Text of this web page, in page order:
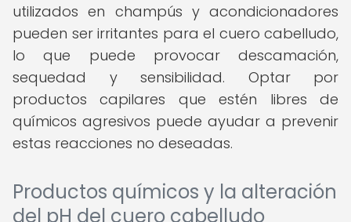
utilizados en champús y acondicionadores
pueden ser irritantes para el cuero cabelludo,
lo que puede provocar descamación,
sequedad y sensibilidad. Optar por
productos capilares que estén libres de
químicos agresivos puede ayudar a prevenir
estas reacciones no deseadas.
Productos químicos y la alteración
del pH del cuero cabelludo